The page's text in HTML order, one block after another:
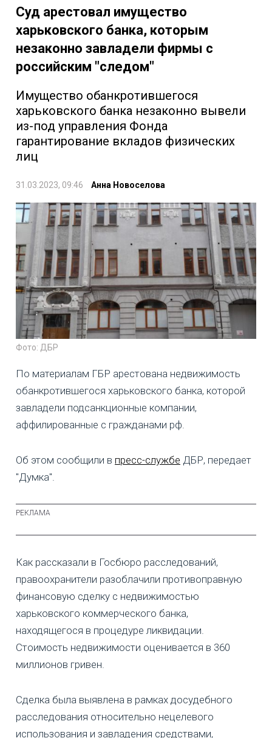
Суд арестовал имущество
харьковского банка, которым
незаконно завладели фирмы с
российским "следом"
Имущество обанкротившегося
харьковского банка незаконно вывели
из-под управления Фонда
гарантирование вкладов физических
лиц
31.03.2023, 09:46 Анна Новоселова
Фото: ДБР
По материалам ГБР арестована недвижимость
обанкротившегося харьковского банка, которой
завладели подсанкционные компании,
аффилированные с гражданами рф.
Об этом сообщили в пресс-службе ДБР, передает
"Думка".
Как рассказали в Госбюро расследований,
правоохранители разоблачили противоправную
финансовую сделку с недвижимостью
харьковского коммерческого банка,
находящегося в процедуре ликвидации.
Стоимость недвижимости оценивается в 360
миллионов гривен.
Сделка была выявлена в рамках досудебного
расследования относительно нецелевого
использования и завладения средствами,